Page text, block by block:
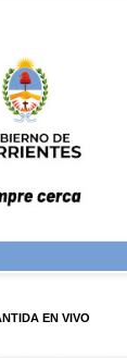
EN VIVO